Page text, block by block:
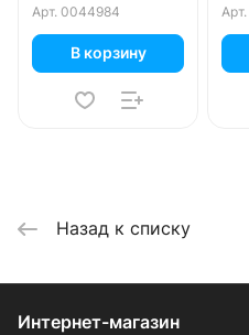
Арт. 0044984
В корзину
Арт.
Назад к списку
Интернет-магазин